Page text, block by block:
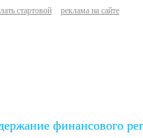
стартовой реклама на сайте
финансового